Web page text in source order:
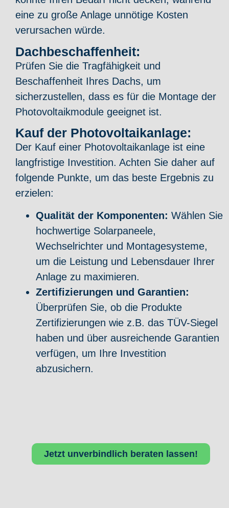
eine zu große Anlage unnötige Kosten
verursachen würde.
Dachbeschaffenheit:
Prüfen Sie die Tragfähigkeit und
Beschaffenheit Ihres Dachs, um
sicherzustellen, dass es für die Montage der
Photovoltaikmodule geeignet ist.
Kauf der Photovoltaikanlage:
Der Kauf einer Photovoltaikanlage ist eine
langfristige Investition. Achten Sie daher auf
folgende Punkte, um das beste Ergebnis zu
erzielen:
Qualität der Komponenten: Wählen Sie
hochwertige Solarpaneele,
Wechselrichter und Montagesysteme,
um die Leistung und Lebensdauer Ihrer
Anlage zu maximieren.
Zertifizierungen und Garantien:
Überprüfen Sie, ob die Produkte
Zertifizierungen wie z.B. das TÜV-Siegel
haben und über ausreichende Garantien
verfügen, um Ihre Investition
abzusichern.
Jetzt unverbindlich beraten lassen!